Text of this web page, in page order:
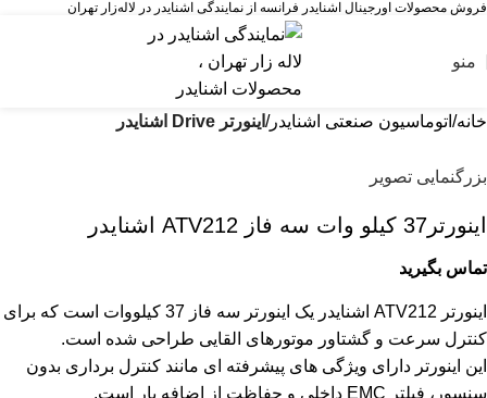
فروش محصولات اورجینال اشنایدر فرانسه از نمایندگی اشنایدر در لاله‌زار تهران
منو
خانه اتوماسیون صنعتی اشنایدر اینورتر Drive اشنایدر
بزرگنمایی تصویر
اینورتر37 کيلو وات سه فاز ATV212 اشنایدر
تماس بگیرید
اینورتر ATV212 اشنایدر یک اینورتر سه فاز 37 کیلووات است که برای
کنترل سرعت و گشتاور موتورهای القایی طراحی شده است.
این اینورتر دارای ویژگی های پیشرفته ای مانند کنترل برداری بدون
سنسور، فیلتر EMC داخلی و حفاظت از اضافه بار است.